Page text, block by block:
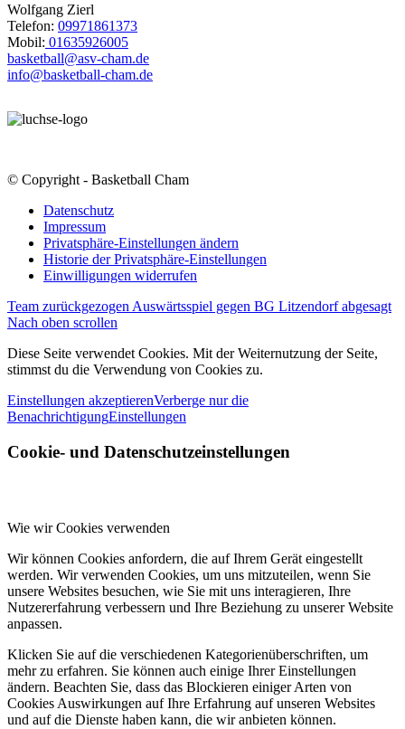
Wolfgang Zierl
Telefon: 09971861373
Mobil: 01635926005
basketball@asv-cham.de
info@basketball-cham.de
© Copyright - Basketball Cham
Datenschutz
Impressum
Privatsphäre-Einstellungen ändern
Historie der Privatsphäre-Einstellungen
Einwilligungen widerrufen
Team zurückgezogen Auswärtsspiel gegen BG Litzendorf abgesagt
Nach oben scrollen
Diese Seite verwendet Cookies. Mit der Weiternutzung der Seite,
stimmst du die Verwendung von Cookies zu.
Einstellungen akzeptierenVerberge nur die
BenachrichtigungEinstellungen
Cookie- und Datenschutzeinstellungen
Wie wir Cookies verwenden
Wir können Cookies anfordern, die auf Ihrem Gerät eingestellt
werden. Wir verwenden Cookies, um uns mitzuteilen, wenn Sie
unsere Websites besuchen, wie Sie mit uns interagieren, Ihre
Nutzererfahrung verbessern und Ihre Beziehung zu unserer Website
anpassen.
Klicken Sie auf die verschiedenen Kategorienüberschriften, um
mehr zu erfahren. Sie können auch einige Ihrer Einstellungen
ändern. Beachten Sie, dass das Blockieren einiger Arten von
Cookies Auswirkungen auf Ihre Erfahrung auf unseren Websites
und auf die Dienste haben kann, die wir anbieten können.